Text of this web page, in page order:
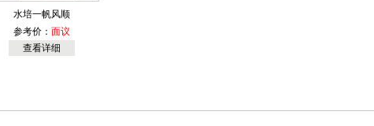
水培一帆风顺
参考价： 面议
查看详细